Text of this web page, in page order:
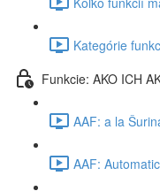
Kategórie
Funkcie: AKO ICH
AAF: a la
AAF: